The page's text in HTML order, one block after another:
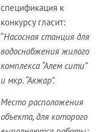
спецификация к
конкурсу гласит:
“Насосная станция для
водоснабжения жилого
комплекса “Алем сити”
и мкр. “Акжар”.
Место расположения
объекта, для которого